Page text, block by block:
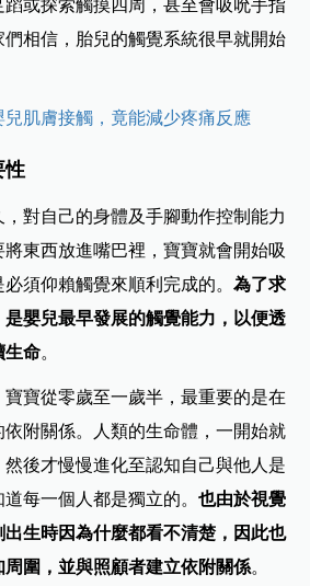
或探索觸摸四周，甚至會吸吮手指
相信，胎兒的觸覺系統很早就開始
兒肌膚接觸，竟能減少疼痛反應
性
對自己的身體及手腳動作控制能力
東西放進嘴巴裡，寶寶就會開始吸
須仰賴觸覺來順利完成的。為了求
嬰兒最早發展的觸覺能力，以便透
生命。
寶從零歲至一歲半，最重要的是在
附關係。人類的生命體，一開始就
後才慢慢進化至認知自己與他人是
每一個人都是獨立的。也由於視覺
生時因為什麼都看不清楚，因此也
圍，並與照顧者建立依附關係。